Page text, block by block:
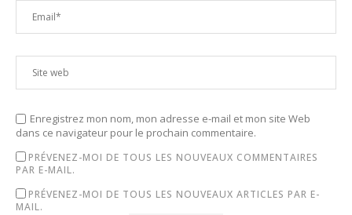
Enregistrez mon nom, mon adresse e-mail et mon site Web
dans ce navigateur pour le prochain commentaire.
PRÉVENEZ-MOI DE TOUS LES NOUVEAUX COMMENTAIRES
PAR E-MAIL.
PRÉVENEZ-MOI DE TOUS LES NOUVEAUX ARTICLES PAR E-
MAIL.